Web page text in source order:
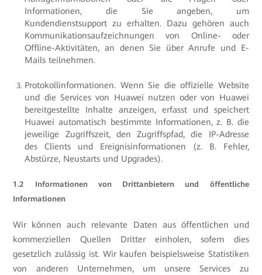
Informationen, die Sie angeben, um
Kundendienstsupport zu erhalten. Dazu gehören auch
Kommunikationsaufzeichnungen von Online- oder
Offline-Aktivitäten, an denen Sie über Anrufe und E-
Mails teilnehmen.
Protokollinformationen. Wenn Sie die offizielle Website
und die Services von Huawei nutzen oder von Huawei
bereitgestellte Inhalte anzeigen, erfasst und speichert
Huawei automatisch bestimmte Informationen, z. B. die
jeweilige Zugriffszeit, den Zugriffspfad, die IP-Adresse
des Clients und Ereignisinformationen (z. B. Fehler,
Abstürze, Neustarts und Upgrades).
1.2 Informationen von Drittanbietern und öffentliche
Informationen
Wir können auch relevante Daten aus öffentlichen und
kommerziellen Quellen Dritter einholen, sofern dies
gesetzlich zulässig ist. Wir kaufen beispielsweise Statistiken
von anderen Unternehmen, um unsere Services zu